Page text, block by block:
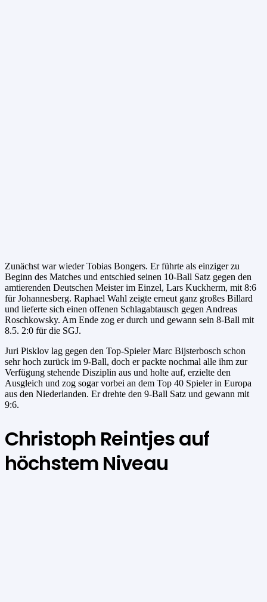
Zunächst war wieder Tobias Bongers. Er führte als einziger zu
Beginn des Matches und entschied seinen 10-Ball Satz gegen den
amtierenden Deutschen Meister im Einzel, Lars Kuckherm, mit 8:6
für Johannesberg. Raphael Wahl zeigte erneut ganz großes Billard
und lieferte sich einen offenen Schlagabtausch gegen Andreas
Roschkowsky. Am Ende zog er durch und gewann sein 8-Ball mit
8.5. 2:0 für die SGJ.
Juri Pisklov lag gegen den Top-Spieler Marc Bijsterbosch schon
sehr hoch zurück im 9-Ball, doch er packte nochmal alle ihm zur
Verfügung stehende Disziplin aus und holte auf, erzielte den
Ausgleich und zog sogar vorbei an dem Top 40 Spieler in Europa
aus den Niederlanden. Er drehte den 9-Ball Satz und gewann mit
9:6.
Christoph Reintjes auf
höchstem Niveau